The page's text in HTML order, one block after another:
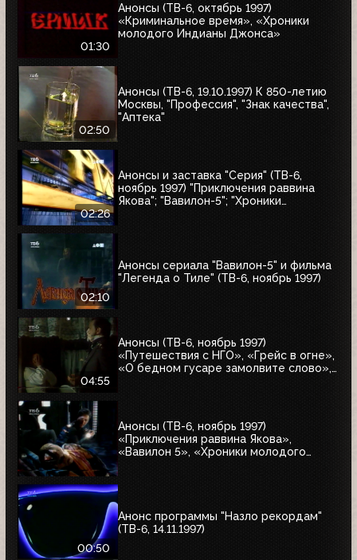
01:30
Анонсы (ТВ-6, октябрь 1997)
«Криминальное время», «Хроники
молодого Индианы Джонса»
02:50
Анонсы (ТВ-6, 19.10.1997) К 850-летию
Москвы, "Профессия", "Знак качества",
"Аптека"
02:26
Анонсы и заставка "Серия" (ТВ-6,
ноябрь 1997) "Приключения раввина
Якова"; "Вавилон-5"; "Хроники
02:10
Анонсы сериала "Вавилон-5" и фильма
"Легенда о Тиле" (ТВ-6, ноябрь 1997)
04:55
Анонсы (ТВ-6, ноябрь 1997)
«Путешествия с НГО», «Грейс в огне»,
«О бедном гусаре замолвите слово»,
Анонсы (ТВ-6, ноябрь 1997)
«Приключения раввина Якова»,
«Вавилон 5», «Хроники молодого
00:50
Анонс программы "Назло рекордам"
(ТВ-6, 14.11.1997)